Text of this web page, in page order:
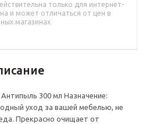
только для интернет-
и может отличаться от цен в
магазинах
300 мл Назначение:
уход за вашей мебелью, не
Прекрасно очищает от